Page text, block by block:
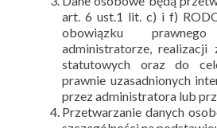
art. 6 ust.1 lit. c) i f)
obowiązku
administratorze, realizacji
statutowych oraz do
prawnie uzasadnionych
przez administratora lub
Przetwarzanie danych